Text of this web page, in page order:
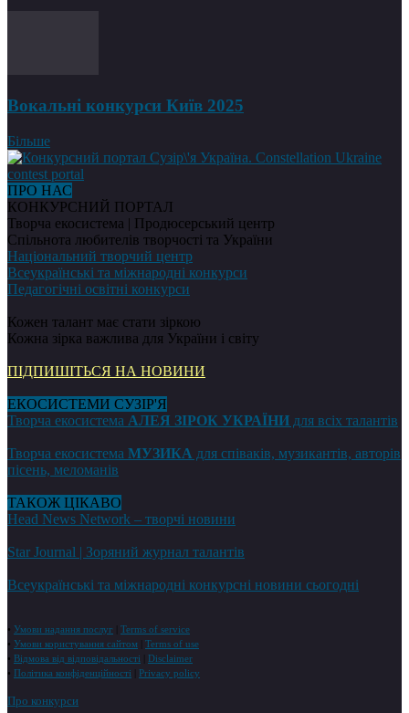
Вокальні конкурси Київ 2025
Більше
ПРО НАС
КОНКУРСНИЙ ПОРТАЛ
Творча екосистема | Продюсерський центр
Спільнота любителів творчості та України
Національний творчий центр
Всеукраїнські та міжнародні конкурси
Педагогічні освітні конкурси
Кожен талант має стати зіркою
Кожна зірка важлива для України і світу
ПІДПИШІТЬСЯ НА НОВИНИ
ЕКОСИСТЕМИ СУЗІР'Я
Творча екосистема АЛЕЯ ЗІРОК УКРАЇНИ для всіх талантів
Творча екосистема МУЗИКА для співаків, музикантів, авторів
пісень, меломанів
ТАКОЖ ЦІКАВО
Head News Network – творчі новини
Star Journal | Зоряний журнал талантів
Всеукраїнські та міжнародні конкурсні новини сьогодні
• Умови надання послуг
Terms of service
• Умови користування сайтом
Terms of use
• Відмова від відповідальності
Disclaimer
• Політика конфіденційності Privacy policy
Про конкурси